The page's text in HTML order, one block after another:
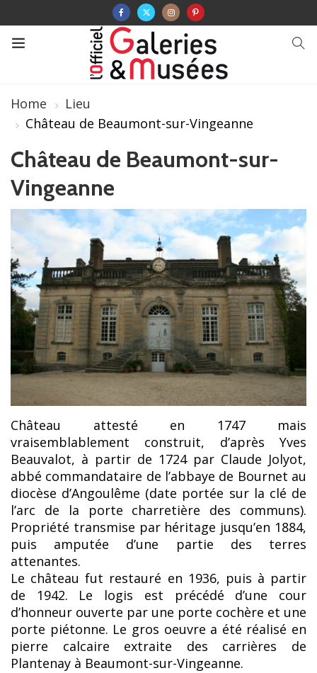
Home
Lieu
Château de Beaumont-sur-Vingeanne
Château de Beaumont-sur-
Vingeanne
Château attesté en 1747 mais
vraisemblablement construit, d’après Yves
Beauvalot, à partir de 1724 par Claude Jolyot,
abbé commandataire de l’abbaye de Bournet au
diocèse d’Angoulême (date portée sur la clé de
l’arc de la porte charretière des communs).
Propriété transmise par héritage jusqu’en 1884,
puis amputée d’une partie des terres
attenantes.
Le château fut restauré en 1936, puis à partir
de 1942. Le logis est précédé d’une cour
d’honneur ouverte par une porte cochère et une
porte piétonne. Le gros oeuvre a été réalisé en
pierre calcaire extraite des carrières de
Plantenay à Beaumont-sur-Vingeanne.